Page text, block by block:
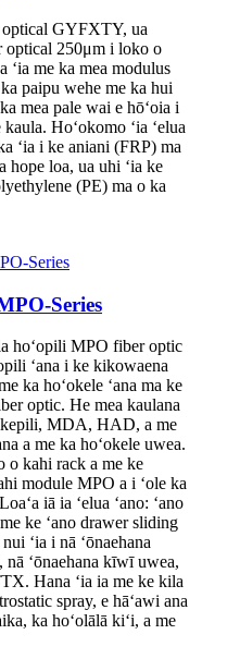
optical GYFXTY, ua
optical 250μm i loko o
ʻia me ka mea modulus
paipu wehe me ka hui
mea pale wai e hōʻoia i
Hoʻokomo ʻia ʻelua
ʻia i ke aniani (FRP) ma
hope loa, ua uhi ʻia ke
(PE) ma o ka
Series
hoʻopili MPO fiber optic
ʻana i ke kikowaena
ka hoʻokele ʻana ma ke
optic. He mea kaulana
MDA, HAD, a me
a me ka hoʻokele uwea.
o kahi rack a me ke
module MPO a i ʻole ka
iā ia ʻelua ʻano: ʻano
ke ʻano drawer sliding
ʻia i nā ʻōnaehana
ʻōnaehana kīwī uwea,
Hana ʻia ia me ke kila
spray, e hāʻawi ana
ka hoʻolālā kiʻi, a me